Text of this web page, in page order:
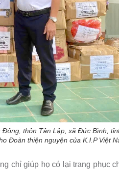
thôn Tân Lập, xã Đức Bình,
Đoàn thiện nguyện của K.I.P Việt
chỉ giúp họ có lại trang phục